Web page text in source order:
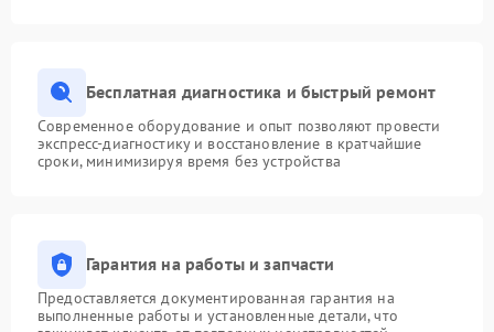
Бесплатная диагностика и быстрый ремонт
Современное оборудование и опыт позволяют провести
экспресс-диагностику и восстановление в кратчайшие
сроки, минимизируя время без устройства
Гарантия на работы и запчасти
Предоставляется документированная гарантия на
выполненные работы и установленные детали, что